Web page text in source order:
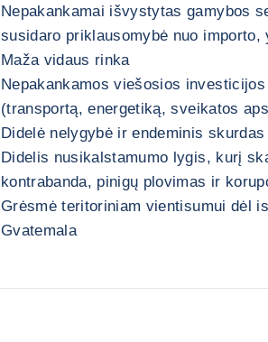
Nepakankamai išvystytas gamybos
susidaro priklausomybė nuo importo,
Maža vidaus rinka
Nepakankamos viešosios
(transportą, energetiką, sveikatos
Didelė nelygybė ir endeminis skurdas
Didelis nusikalstamumo lygis, kurį
kontrabanda, pinigų plovimas ir
Grėsmė teritoriniam vientisumui dėl
Gvatemala